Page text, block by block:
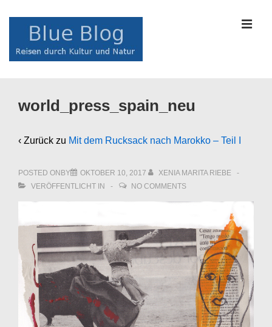
Navigation
world_press_spain_neu
‹ Zurück zu Mit dem Rucksack nach Marokko – Teil I
POSTED ONBY OKTOBER 10, 2017
XENIA MARITA RIEBE
VERÖFFENTLICHT IN
NO COMMENTS